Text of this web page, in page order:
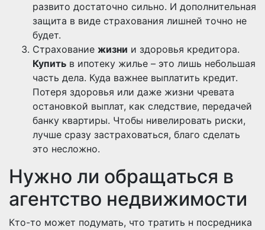
развито достаточно сильно. И дополнительная
защита в виде страхования лишней точно не
будет.
Страхование жизни и здоровья кредитора.
Купить в ипотеку жилье – это лишь небольшая
часть дела. Куда важнее выплатить кредит.
Потеря здоровья или даже жизни чревата
остановкой выплат, как следствие, передачей
банку квартиры. Чтобы нивелировать риски,
лучше сразу застраховаться, благо сделать
это несложно.
Нужно ли обращаться в
агентство недвижимости
Кто-то может подумать, что тратить н посредника